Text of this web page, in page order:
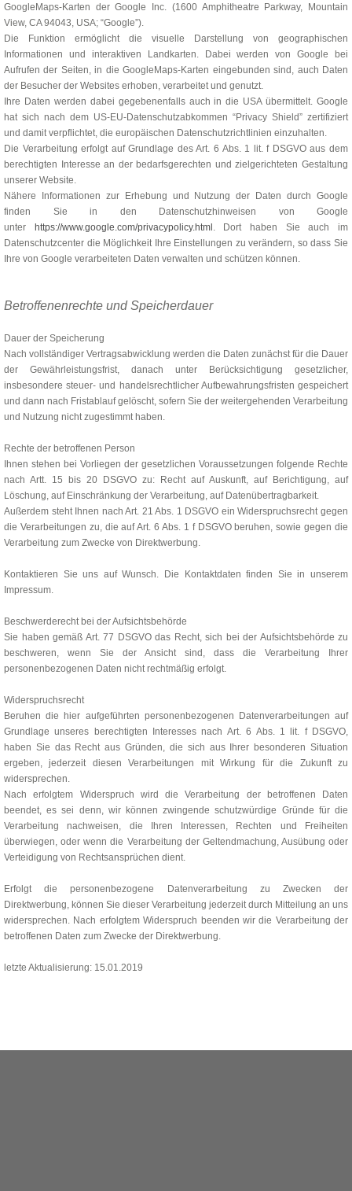
GoogleMaps-Karten der Google Inc. (1600 Amphitheatre Parkway, Mountain
View, CA 94043, USA; “Google”).
Die Funktion ermöglicht die visuelle Darstellung von geographischen
Informationen und interaktiven Landkarten. Dabei werden von Google bei
Aufrufen der Seiten, in die GoogleMaps-Karten eingebunden sind, auch Daten
der Besucher der Websites erhoben, verarbeitet und genutzt.
Ihre Daten werden dabei gegebenenfalls auch in die USA übermittelt. Google
hat sich nach dem US-EU-Datenschutzabkommen “Privacy Shield” zertifiziert
und damit verpflichtet, die europäischen Datenschutzrichtlinien einzuhalten.
Die Verarbeitung erfolgt auf Grundlage des Art. 6 Abs. 1 lit. f DSGVO aus dem
berechtigten Interesse an der bedarfsgerechten und zielgerichteten Gestaltung
unserer Website.
Nähere Informationen zur Erhebung und Nutzung der Daten durch Google
finden Sie in den Datenschutzhinweisen von Google
unter https://www.google.com/privacypolicy.html . Dort haben Sie auch im
Datenschutzcenter die Möglichkeit Ihre Einstellungen zu verändern, so dass Sie
Ihre von Google verarbeiteten Daten verwalten und schützen können.
Betroffenenrechte und Speicherdauer
Dauer der Speicherung
Nach vollständiger Vertragsabwicklung werden die Daten zunächst für die Dauer
der Gewährleistungsfrist, danach unter Berücksichtigung gesetzlicher,
insbesondere steuer- und handelsrechtlicher Aufbewahrungsfristen gespeichert
und dann nach Fristablauf gelöscht, sofern Sie der weitergehenden Verarbeitung
und Nutzung nicht zugestimmt haben.
Rechte der betroffenen Person
Ihnen stehen bei Vorliegen der gesetzlichen Voraussetzungen folgende Rechte
nach Artt. 15 bis 20 DSGVO zu: Recht auf Auskunft, auf Berichtigung, auf
Löschung, auf Einschränkung der Verarbeitung, auf Datenübertragbarkeit.
Außerdem steht Ihnen nach Art. 21 Abs. 1 DSGVO ein Widerspruchsrecht gegen
die Verarbeitungen zu, die auf Art. 6 Abs. 1 f DSGVO beruhen, sowie gegen die
Verarbeitung zum Zwecke von Direktwerbung.
Kontaktieren Sie uns auf Wunsch. Die Kontaktdaten finden Sie in unserem
Impressum.
Beschwerderecht bei der Aufsichtsbehörde
Sie haben gemäß Art. 77 DSGVO das Recht, sich bei der Aufsichtsbehörde zu
beschweren, wenn Sie der Ansicht sind, dass die Verarbeitung Ihrer
personenbezogenen Daten nicht rechtmäßig erfolgt.
Widerspruchsrecht
Beruhen die hier aufgeführten personenbezogenen Datenverarbeitungen auf
Grundlage unseres berechtigten Interesses nach Art. 6 Abs. 1 lit. f DSGVO,
haben Sie das Recht aus Gründen, die sich aus Ihrer besonderen Situation
ergeben, jederzeit diesen Verarbeitungen mit Wirkung für die Zukunft zu
widersprechen.
Nach erfolgtem Widerspruch wird die Verarbeitung der betroffenen Daten
beendet, es sei denn, wir können zwingende schutzwürdige Gründe für die
Verarbeitung nachweisen, die Ihren Interessen, Rechten und Freiheiten
überwiegen, oder wenn die Verarbeitung der Geltendmachung, Ausübung oder
Verteidigung von Rechtsansprüchen dient.
Erfolgt die personenbezogene Datenverarbeitung zu Zwecken der
Direktwerbung, können Sie dieser Verarbeitung jederzeit durch Mitteilung an uns
widersprechen. Nach erfolgtem Widerspruch beenden wir die Verarbeitung der
betroffenen Daten zum Zwecke der Direktwerbung.
letzte Aktualisierung: 15.01.2019